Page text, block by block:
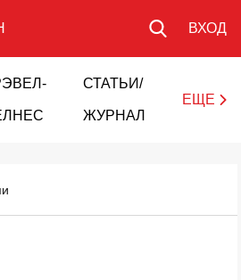
ВХОД
СТАТЬИ/
ЖУРНАЛ
ЕЩЕ